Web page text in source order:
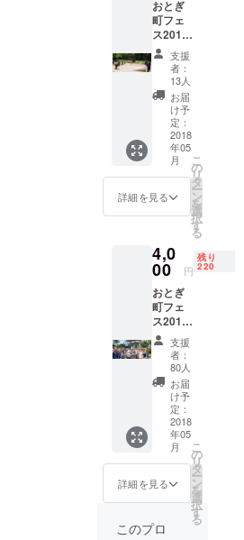
#KissTokyo
Day／#DJダ
イノジ #ジャ
イアンナイ
北海道出
身。
おとぎ
町フェ
ス2018
を、た
だただ
応援し
たい。
リ
ターン
なんて
いらな
い、応
援だけ
したい
と言っ
はこち
ら。お
礼に
メッ
セージ
をお送
りさせ
ていた
だきま
す。
支援
者：
13人
お届
け予
定：
2018
年05
月
詳細を見る
こ
の
リ
タ
ー
ン
を
選
択
す
る
4,0
00 円
残り
220
おとぎ
町フェ
ス2018
参加権
おと
ぎ町
フェス
2018 に
入場出
来るほ
か、設
営・お
とぎ町
マル
シェに
ただけ
支援
者：
80人
お届
け予
定：
2018
年05
月
詳細を見る
こ
の
リ
タ
ー
ン
を
選
択
す
る
このプロ